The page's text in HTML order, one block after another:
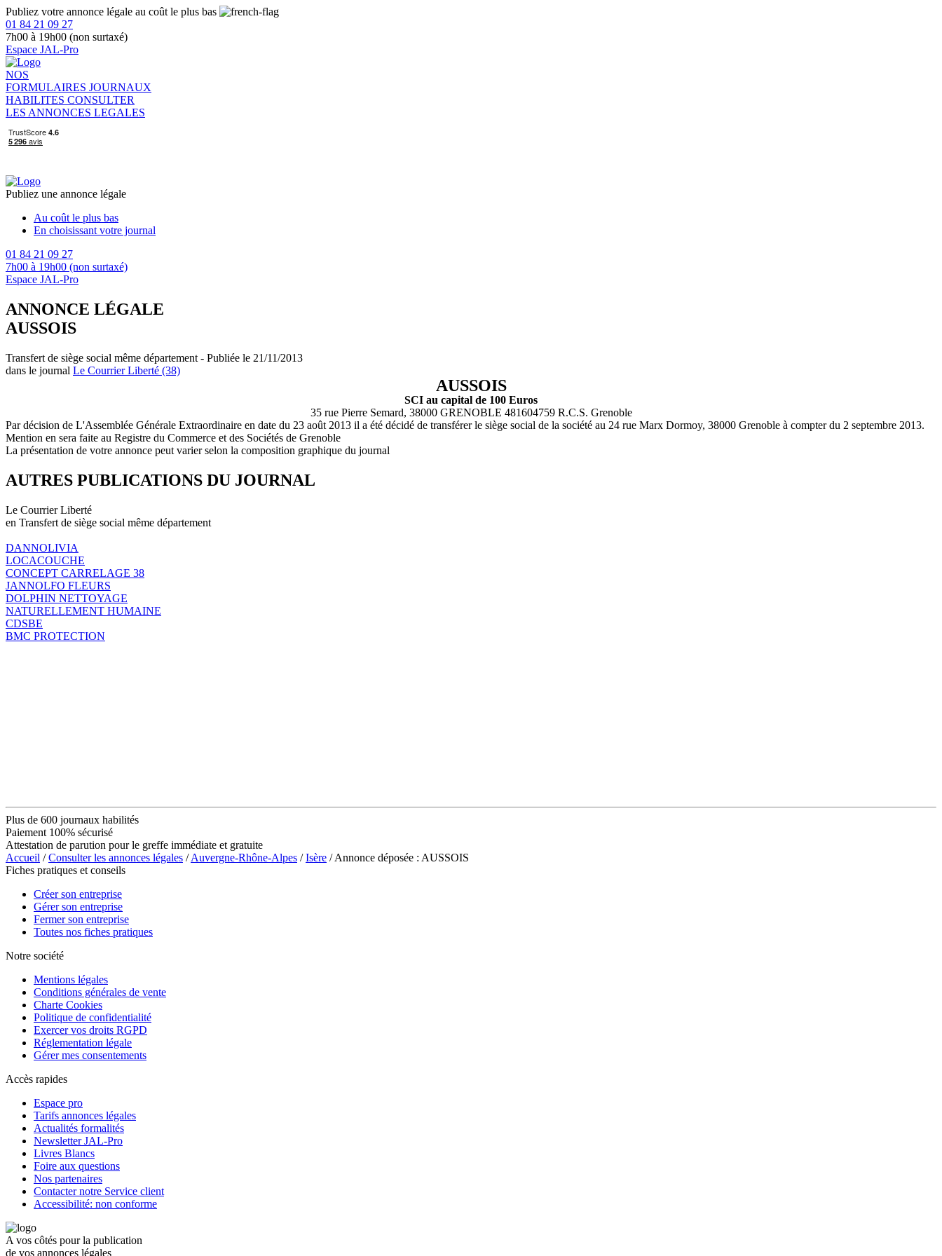
Publiez votre annonce légale au coût le plus bas
01 84 21 09 27
7h00 à 19h00 (non surtaxé)
Espace JAL-Pro
NOS
FORMULAIRES JOURNAUX
HABILITES CONSULTER
LES ANNONCES LEGALES
Publiez une annonce légale
Au coût le plus bas
En choisissant votre journal
01 84 21 09 27
7h00 à 19h00 (non surtaxé)
Espace JAL-Pro
ANNONCE LÉGALE
AUSSOIS
Transfert de siège social même département - Publiée le 21/11/2013
dans le journal Le Courrier Liberté (38)
AUSSOIS
SCI au capital de 100 Euros
35 rue Pierre Semard, 38000 GRENOBLE 481604759 R.C.S. Grenoble
Par décision de L'Assemblée Générale Extraordinaire en date du 23 août 2013 il a été décidé de transférer le siège social de la société au 24 rue Marx Dormoy, 38000 Grenoble à compter du 2 septembre 2013.
Mention en sera faite au Registre du Commerce et des Sociétés de Grenoble
La présentation de votre annonce peut varier selon la composition graphique du journal
AUTRES PUBLICATIONS DU JOURNAL
Le Courrier Liberté
en Transfert de siège social même département
DANNOLIVIA
LOCACOUCHE
CONCEPT CARRELAGE 38
JANNOLFO FLEURS
DOLPHIN NETTOYAGE
NATURELLEMENT HUMAINE
CDSBE
BMC PROTECTION
Plus de 600 journaux habilités
Paiement 100% sécurisé
Attestation de parution pour le greffe immédiate et gratuite
Accueil /Consulter les annonces légales /Auvergne-Rhône-Alpes /Isère / Annonce déposée : AUSSOIS
Fiches pratiques et conseils
Créer son entreprise
Gérer son entreprise
Fermer son entreprise
Toutes nos fiches pratiques
Notre société
Mentions légales
Conditions générales de vente
Charte Cookies
Politique de confidentialité
Exercer vos droits RGPD
Réglementation légale
Gérer mes consentements
Accès rapides
Espace pro
Tarifs annonces légales
Actualités formalités
Newsletter JAL-Pro
Livres Blancs
Foire aux questions
Nos partenaires
Contacter notre Service client
Accessibilité: non conforme
A vos côtés pour la publication
de vos annonces légales